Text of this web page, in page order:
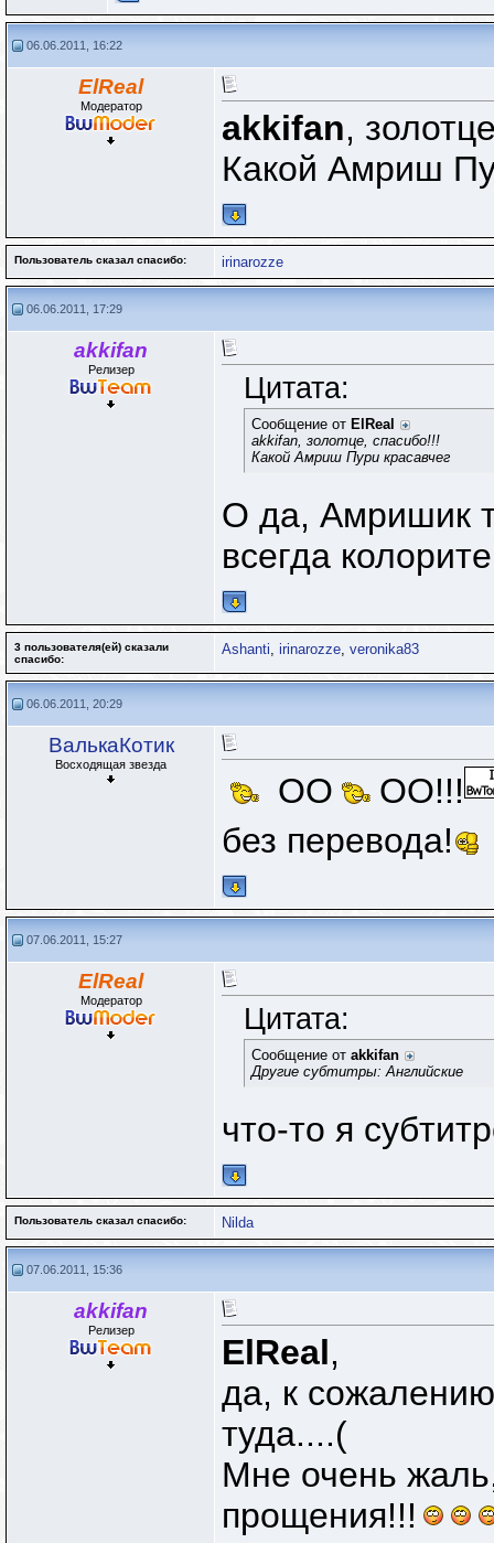
06.06.2011, 16:22
ElReal
Модератор
akkifan,
Какой Амриш
Пользователь сказал cпасибо: irinarozze
06.06.2011, 17:29
akkifan
Релизер
Цитата:
Сообщение от ElReal
akkifan, золотце, спасибо!!!
Какой Амриш Пури красавчег
О да, Амришик
всегда
3 пользователя(ей) сказали
cпасибо:
Ashanti, irinarozze, veronika83
06.06.2011, 20:29
ВалькаКотик
Восходящая звезда
ОО
ОО!!!
без перевода!
07.06.2011, 15:27
ElReal
Модератор
Цитата:
Сообщение от akkifan
Другие субтитры: Английские
что-то я
Пользователь сказал cпасибо: Nilda
07.06.2011, 15:36
akkifan
Релизер
ElReal,
да, к
туда....(
Мне очень
прощения!!!